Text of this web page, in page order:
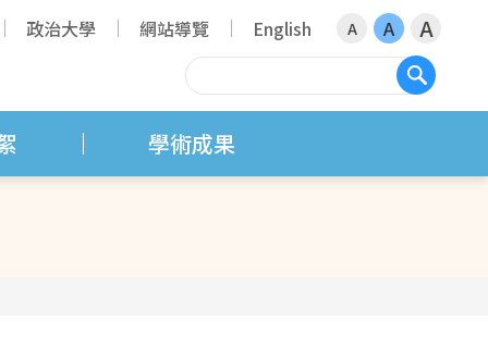
政治大學 網站導覽 English A A A
學術成果